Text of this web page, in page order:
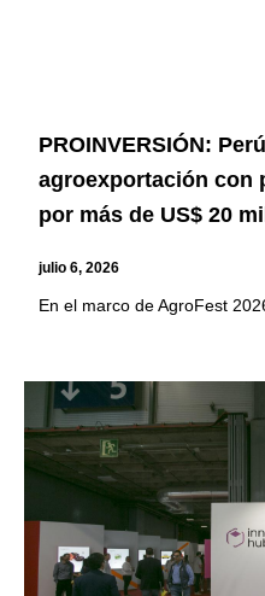
PROINVERSIÓN:
agroexportación con
por más de US$ 20
julio 6, 2026
En el marco de AgroFest